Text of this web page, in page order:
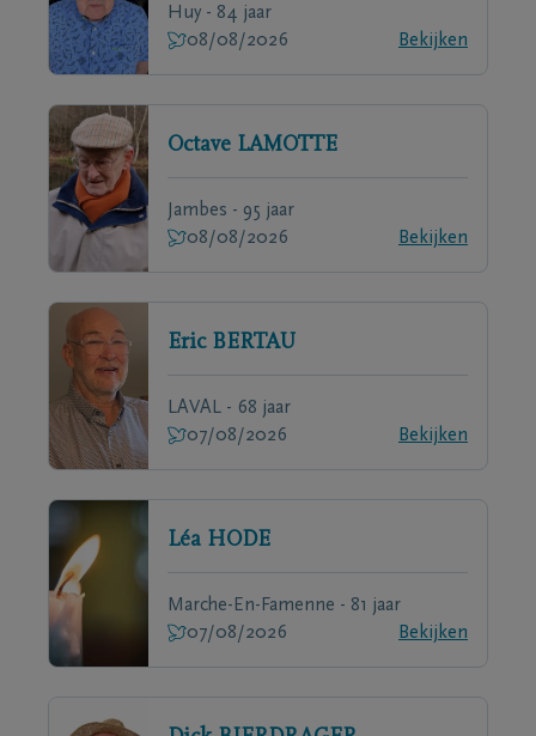
Huy - 84 jaar
08/08/2026
Bekijken
Octave LAMOTTE
Jambes - 95 jaar
08/08/2026
Bekijken
Eric BERTAU
LAVAL - 68 jaar
07/08/2026
Bekijken
Léa HODE
Marche-En-Famenne - 81 jaar
07/08/2026
Bekijken